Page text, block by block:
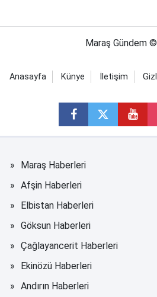
Maraş Gündem
Anasayfa Künye İletişim
Maraş Haberleri
Afşin Haberleri
Elbistan Haberleri
Göksun Haberleri
Çağlayancerit Haberleri
Ekinözü Haberleri
Andırın Haberleri